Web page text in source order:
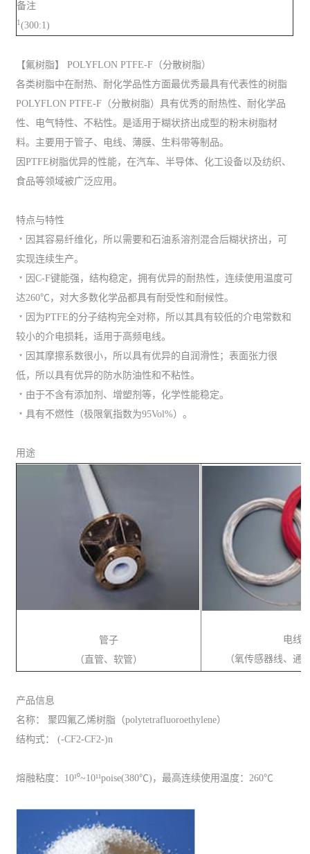
备注
1 (300:1)
【氟树脂】 POLYFLON PTFE-F（分散树脂）
各类树脂中在耐热、耐化学品性方面最优秀最具有代表性的树脂
POLYFLON PTFE-F（分散树脂）具有优秀的耐热性、耐化学品
性、电气特性、不粘性。是适用于糊状挤出成型的粉末树脂材
料。主要用于管子、电线、薄膜、生料带等制品。
因PTFE树脂优异的性能，在汽车、半导体、化工设备以及纺织、
食品等领域被广泛应用。
特点与特性
﹡因其容易纤维化，所以需要和石油系溶剂混合后糊状挤出，可
实现连续生产。
﹡因C-F键能强，结构稳定，拥有优异的耐热性，连续使用温度可
达260℃，对大多数化学品都具有耐受性和耐候性。
﹡因为PTFE的分子结构完全对称，所以其具有较低的介电常数和
较小的介电损耗，适用于高频电线。
﹡因其摩擦系数很小，所以具有优异的自润滑性；表面张力很
低，所以具有优异的防水防油性和不粘性。
﹡由于不含有添加剂、增塑剂等，化学性能稳定。
﹡具有不燃性（极限氧指数为95Vol%）。
用途
管子
（直管、软管）
电线
（氧传感器线、通
产品信息
名称： 聚四氟乙烯树脂（polytetrafluoroethylene）
结构式： (-CF2-CF2-)n
熔融粘度：10¹⁰~10¹¹poise(380℃)，最高连续使用温度：260℃